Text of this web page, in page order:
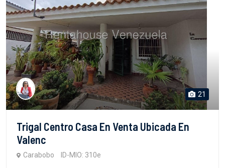
21
Trigal Centro Casa En Venta Ubicada En
Valenc
Carabobo ID-MIO: 310e